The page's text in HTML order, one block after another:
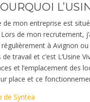
de mon entreprise est
de mon recrutement,
à Avignon
de travail et c’est L’Usine
et l’emplacement des
place et ce
de Syntea